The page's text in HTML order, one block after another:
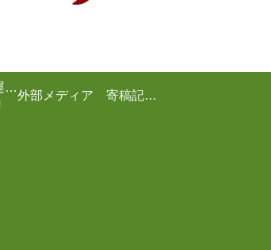
山猫の雑記ブログ～運営者の紹介～
外部メディア 寄稿記事まとめ